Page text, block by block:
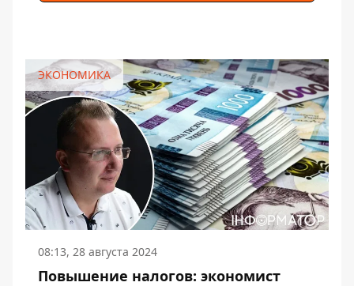
ЭКОНОМИКА
08:13, 28 августа 2024
Повышение налогов: экономист